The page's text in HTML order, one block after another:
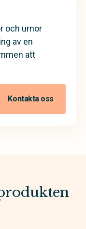
och urnor
av en
att
Kontakta oss